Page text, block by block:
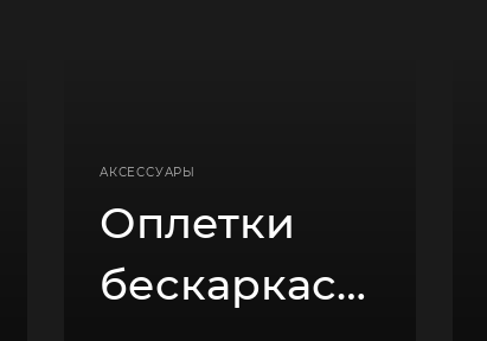
АКСЕССУАРЫ
Оплетки
бескаркасные